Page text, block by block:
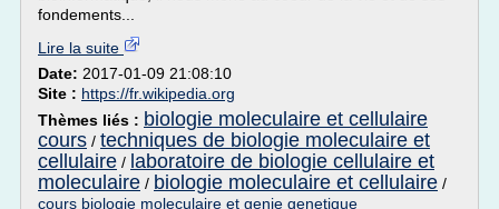
fondements...
Lire la suite
Date: 2017-01-09 21:08:10
Site : https://fr.wikipedia.org
Thèmes liés : biologie moleculaire et cellulaire
cours / techniques de biologie moleculaire et
cellulaire / laboratoire de biologie cellulaire et
moleculaire / biologie moleculaire et cellulaire /
cours biologie moleculaire et genie genetique